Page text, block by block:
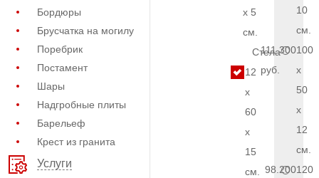
Бордюры
Брусчатка на могилу
Поребрик
Постамент
Шары
Надгробные плиты
Барельеф
Крест из гранита
Услуги
x 5
см.
Стела
12
x
60
x
15
см.
10
см.
111.300
руб.
100
x
50
x
12
см.
98.200120